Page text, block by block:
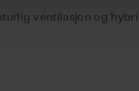
ventilasjon og